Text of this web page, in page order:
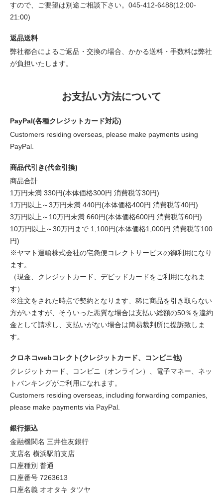
すので、ご要望は別途ご相談下さい。045-412-6488(12:00-
21:00)
返品送料
弊社都合によるご返品・交換の場合、かかる送料・手数料は弊社
が負担いたします。
お支払い方法について
PayPal(各種クレジットカード対応)
Customers residing overseas, please make payments using
PayPal.
商品代引き(代金引換)
商品合計
1万円未満 330円(本体価格300円 消費税等30円)
1万円以上～3万円未満 440円(本体価格400円 消費税等40円)
3万円以上～10万円未満 660円(本体価格600円 消費税等60円)
10万円以上～30万円まで 1,100円(本体価格1,000円 消費税等100
円)
※ヤマト運輸株式会社の宅急便コレクトサービスの御利用になり
ます。
（現金、クレジットカード、デビッドカードをご利用になれま
す）
※注文をされた時点で契約となります、稀に商品を引き取らない
方がいますが、そういった悪質な場合は支払い総額の50％を違約
金として請求し、支払いがない場合は簡易裁判所に提訴致しま
す。
クロネコwebコレクト(クレジットカード、コンビニ他)
クレジットカード、コンビニ（オンライン）、電子マネー、ネッ
トバンキングがご利用になれます。
Customers residing overseas, including forwarding companies,
please make payments via PayPal.
銀行振込
金融機関名 三井住友銀行
支店名 横浜駅前支店
口座種別 普通
口座番号 7263613
口座名義 オオタキ タツヤ